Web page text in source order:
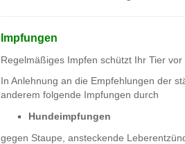
Impfungen
Regelmäßiges Impfen schützt Ihr Tier
In Anlehnung an die Empfehlungen der
anderem folgende Impfungen durch
Hundeimpfungen
gegen Staupe, ansteckende